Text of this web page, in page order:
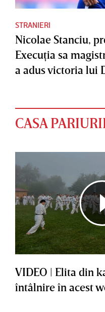
STRANIERI
Nicolae Stanciu,
Execuţia sa
a adus victoria lui
CASA
VIDEO | Elita din
întâlnire în acest